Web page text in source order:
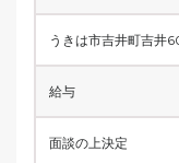
うきは市吉井町吉井
給与
面談の上決定